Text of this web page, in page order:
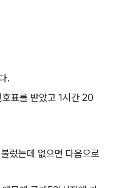
.
표를 받았고 1시간 20
렀는데 없으면 다음으로